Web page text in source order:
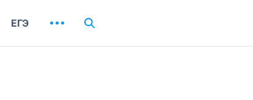
ЕГЭ